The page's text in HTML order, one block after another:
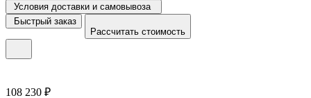
Условия доставки и самовывоза
Быстрый заказ
Рассчитать стоимость
108 230 ₽